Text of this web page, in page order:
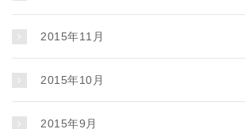
2015年11月
2015年10月
2015年9月